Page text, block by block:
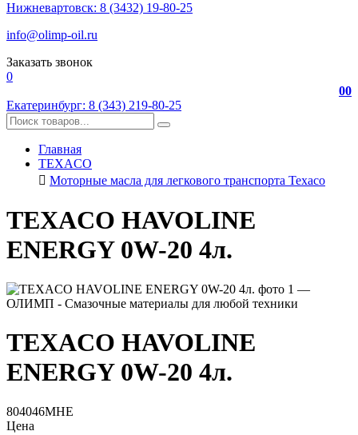
Нижневартовск: 8 (3432) 19-80-25
info@olimp-oil.ru
Заказать звонок
0
00
Екатеринбург: 8 (343) 219-80-25
Главная
TEXACO
Моторные масла для легкового транспорта Texaco
TEXACO HAVOLINE
ENERGY 0W-20 4л.
TEXACO HAVOLINE
ENERGY 0W-20 4л.
804046MHE
Цена